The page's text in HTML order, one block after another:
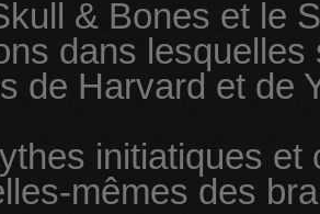
& Bones et le
dans
de Harvard et de
initiatiques et
mêmes des